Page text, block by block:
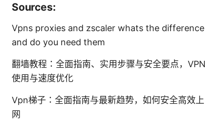
Sources:
Vpns proxies and zscaler whats the difference
and do you need them
翻墙教程：全面指南、实用步骤与安全要点，VPN
使用与速度优化
Vpn梯子：全面指南与最新趋势，如何安全高效上
网